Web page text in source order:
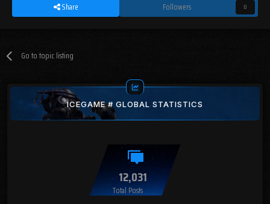
Share Followers 0
Go to topic listing
ICEGAME # GLOBAL STATISTICS
12,031
Total Posts